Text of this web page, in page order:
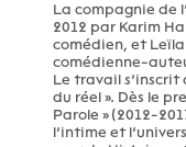
La compagnie de
2012 par Karim
comédien, et
comédienne-
Le travail s’inscrit
du réel ». Dès le
Parole » (2012-
l’intime et